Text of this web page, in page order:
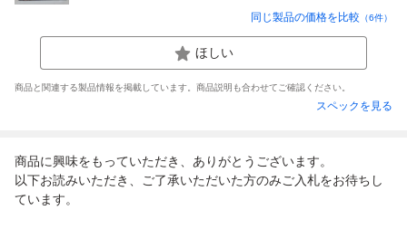
同じ製品の価格を比較 （6件）
ほしい
商品と関連する製品情報を掲載しています。商品説明も合わせてご確認ください。
スペックを見る
商品に興味をもっていただき、ありがとうございます。
以下お読みいただき、ご了承いただいた方のみご入札をお待ちし
ています。